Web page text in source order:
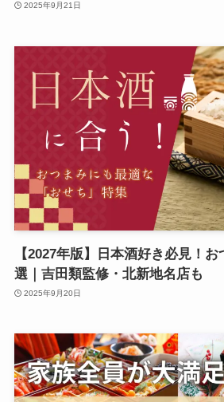
2025年9月21日
【2027年版】日本酒好き必見！
選｜吉田類監修・北新地名店も
2025年9月20日